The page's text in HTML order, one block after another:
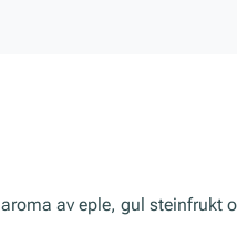
av eple, gul steinfrukt